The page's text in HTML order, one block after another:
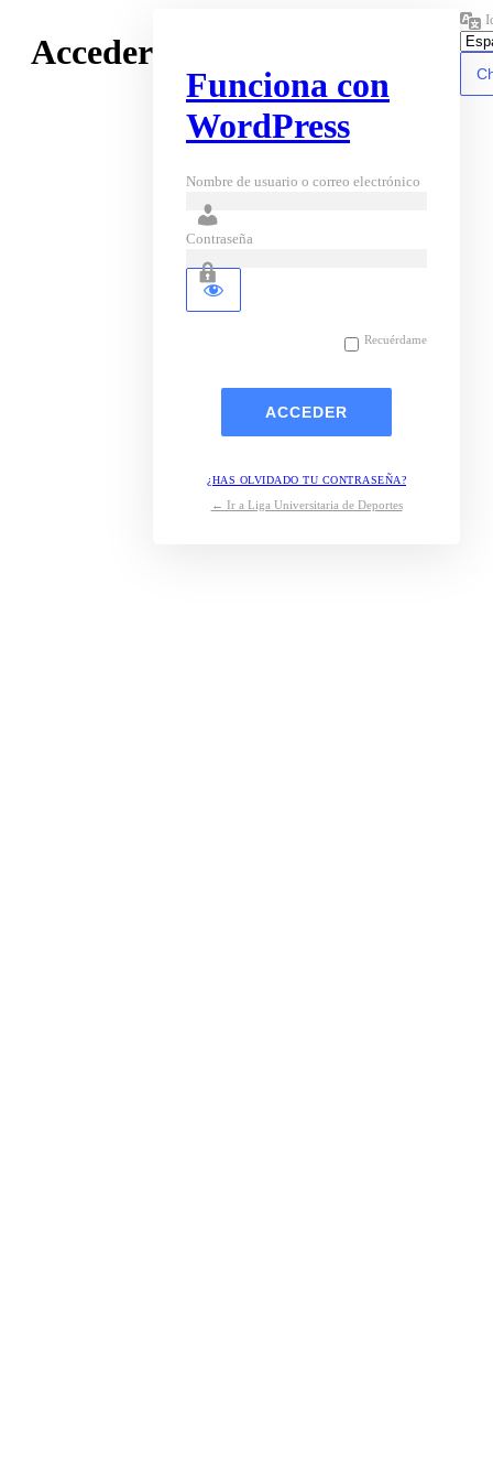
Acceder
Funciona con
WordPress
Nombre de usuario o correo electrónico
Contraseña
Recuérdame
¿HAS OLVIDADO TU CONTRASEÑA?
← Ir a Liga Universitaria de Deportes